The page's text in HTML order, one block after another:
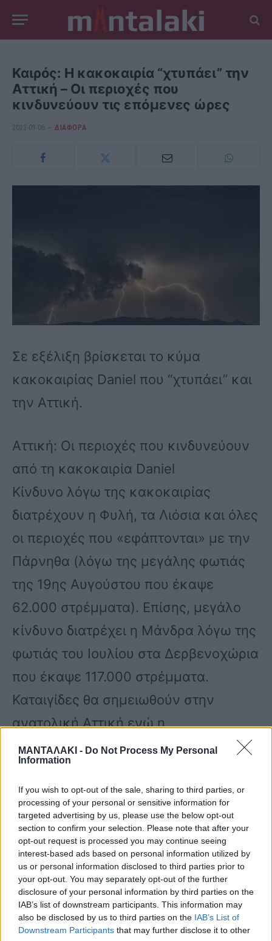
ΜΑΝΤΑΛΑΚΙ - Do Not Process My Personal
Information
If you wish to opt-out of the sale, sharing to third parties, or
processing of your personal or sensitive information for
targeted advertising by us, please use the below opt-out
section to confirm your selection. Please note that after your
opt-out request is processed you may continue seeing
interest-based ads based on personal information utilized by
us or personal information disclosed to third parties prior to
your opt-out. You may separately opt-out of the further
disclosure of your personal information by third parties on the
IAB’s list of downstream participants. This information may
also be disclosed by us to third parties on the IAB’s List of
Downstream Participants that may further disclose it to other
Καιρός: Η κακοκαιρία “χτυπάει” την
Αττική – Οι περιοχές που
κινδυνεύουν τις επόμενες ώρες
2023-09-06 ΔΙΆΦΟΡΑ
Σε εξέλιξη βρίσκεται το κύμα
κακοκαιρίας Daniel που “χτυπάει” και
την Αττική.
Αττική: Οι περιοχές που κινδυνεύουν
από τη κακοκαιρία Daniel
Κίνδυνο λόγω της κακοκαιρίας
διατρέχουν η Φυλή, τα Λιόσια και όλες
οι περιοχές που «εφάπτονται» με την
Πάρνηθα (λόγω της μεγάλης φωτιάς
της 19ης Αυγούστου που έκαψε
62.000 στρέμματα). Επίσης, μεγάλο
κίνδυνο διατρέχει η Μάνδρα λόγω της
φωτιάς του Ιουλίου στα Δερβενοχώρια
που έκαψε 117.000 στρέμματα.
Καταιγίδες θα σημειωθούν στην
ανατολική Αττική ενώ η
θερμοκρασιακά θα φτάσει τους 28
πνέουν 4 έως 5 μποφόρ.
ΕΜΥ: Η πρόγνωση του καιρού για την
Αττική (6/9)
Καιρός: Νεφώσεις με τοπικές βροχές
και καταιγίδες, οι οποίες θα είναι κατά
τόπους ισχυρές κυρίως στα νότια